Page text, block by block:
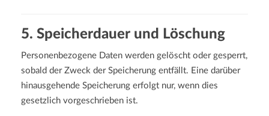
5. Speicherdauer und Löschung
Personenbezogene Daten werden gelöscht oder gesperrt,
sobald der Zweck der Speicherung entfällt. Eine darüber
hinausgehende Speicherung erfolgt nur, wenn dies
gesetzlich vorgeschrieben ist.